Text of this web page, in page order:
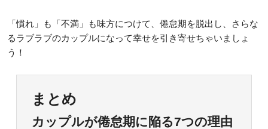
「慣れ」も「不満」も味方につけて、倦怠期を脱出し、さらな
るラブラブのカップルになって幸せを引き寄せちゃいましょ
う！
まとめ
カップルが倦怠期に陥る7つの理由